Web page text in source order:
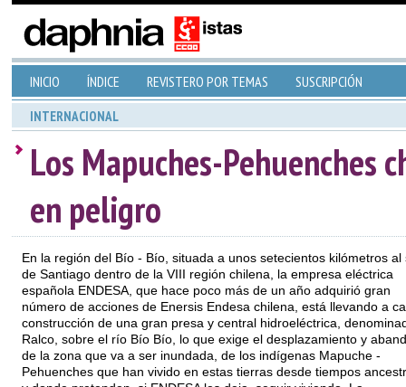
INICIO ÍNDICE REVISTERO POR TEMAS SUSCRIPCIÓN
INTERNACIONAL
Los Mapuches-Pehuenches
en peligro
En la región del Bío - Bío, situada a unos setecientos kilómetros al
de Santiago dentro de la VIII región chilena, la empresa eléctrica
española ENDESA, que hace poco más de un año adquirió gran
número de acciones de Enersis Endesa chilena, está llevando a
construcción de una gran presa y central hidroeléctrica,
Ralco, sobre el río Bío Bío, lo que exige el desplazamiento y
de la zona que va a ser inundada, de los indígenas Mapuche -
Pehuenches que han vivido en estas tierras desde tiempos